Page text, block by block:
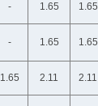
- 1.65 1.65
- 1.65 1.65
1.65 2.11 2.11